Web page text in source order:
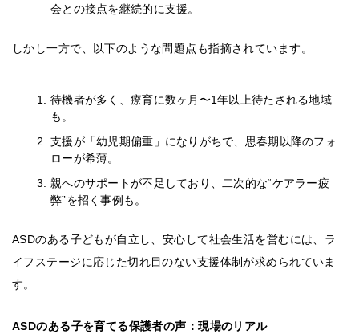
会との接点を継続的に支援。
しかし一方で、以下のような問題点も指摘されています。
待機者が多く、療育に数ヶ月〜1年以上待たされる地域
も。
支援が「幼児期偏重」になりがちで、思春期以降のフォ
ローが希薄。
親へのサポートが不足しており、二次的な“ケアラー疲
弊”を招く事例も。
ASDのある子どもが自立し、安心して社会生活を営むには、ラ
イフステージに応じた切れ目のない支援体制が求められていま
す。
ASDのある子を育てる保護者の声：現場のリアル